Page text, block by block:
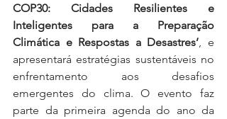
COP30: Cidades Resilientes e
Inteligentes para a Preparação
Climática e Respostas a Desastres’ , e
apresentará estratégias sustentáveis no
enfrentamento aos desafios
emergentes do clima. O evento faz
parte da primeira agenda do ano da